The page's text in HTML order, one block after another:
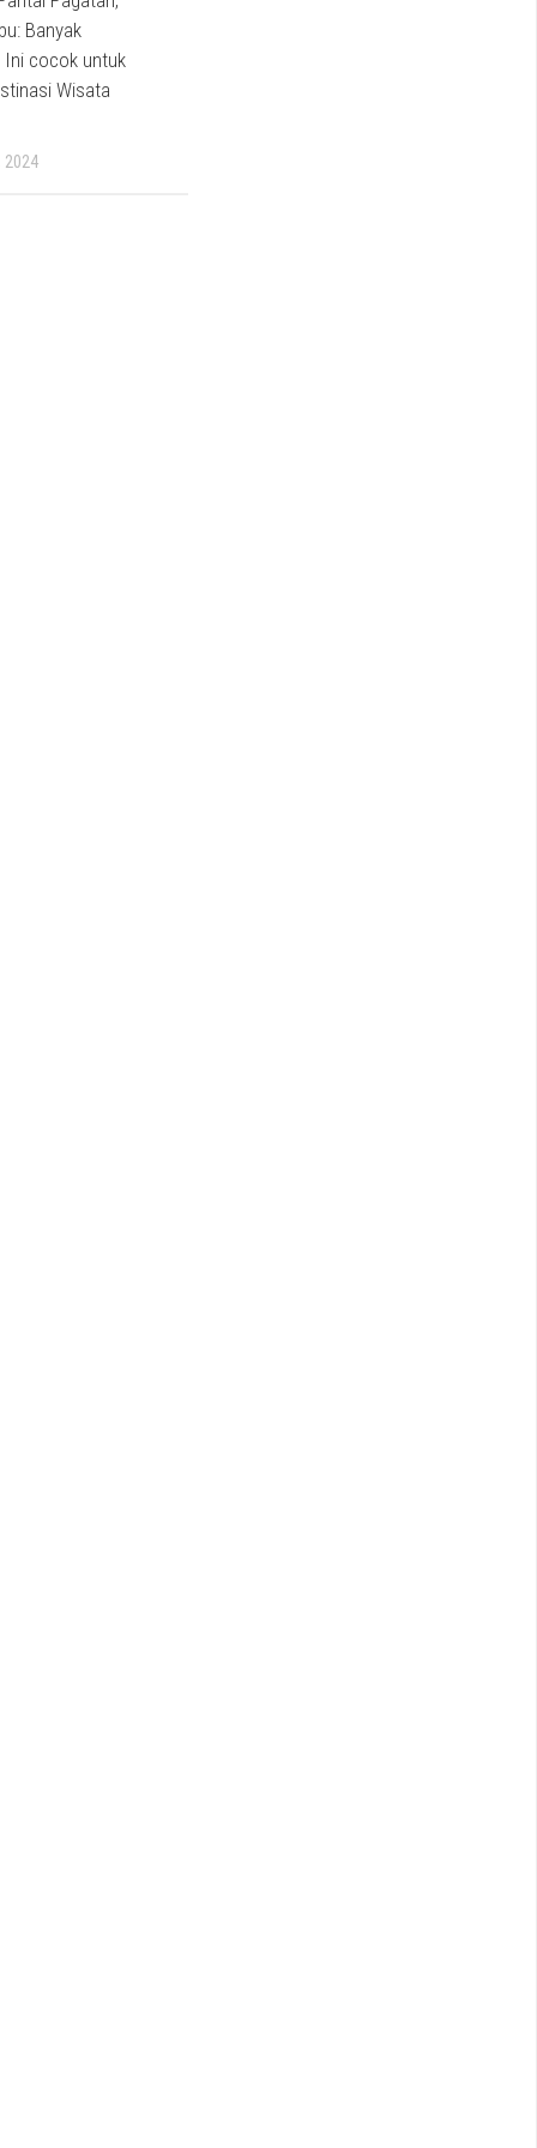
Banyak
Ini cocok untuk
Wisata
2024